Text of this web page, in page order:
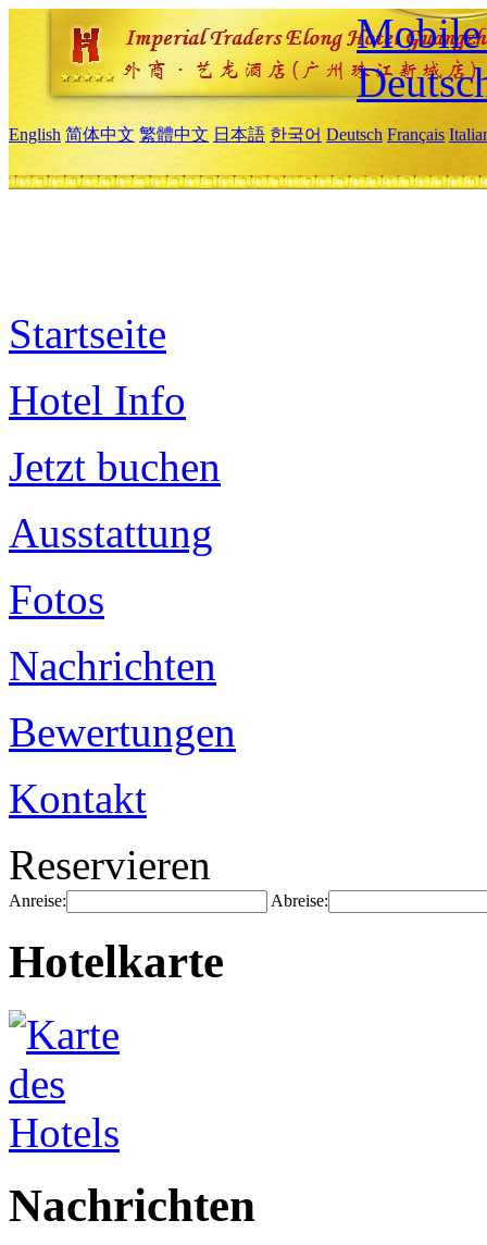
Mobile
English 简体中文 繁體中文 日本語 한국어 Deutsch Français
Startseite
Hotel Info
Jetzt buchen
Ausstattung
Fotos
Nachrichten
Bewertungen
Kontakt
Reservieren
Anreise: Abreise:
Hotelkarte
Nachrichten